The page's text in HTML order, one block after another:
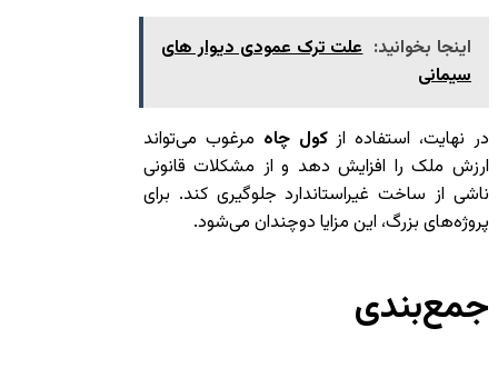
اینجا بخوانید:
علت ترک عمودی دیوار های
سیمانی
در نهایت، استفاده از کول چاهمرغوب می‌تواند
ارزش ملک را افزایش دهد و از مشکلات قانونی
ناشی از ساخت غیراستاندارد جلوگیری کند. برای
پروژه‌های بزرگ، این مزایا دوچندان می‌شود.
جمع‌بندی